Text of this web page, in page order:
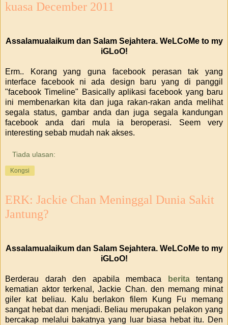
kuasa December 2011
Assalamualaikum dan Salam Sejahtera. WeLCoMe to my
iGLoO!
Erm.. Korang yang guna facebook perasan tak yang
interface facebook ni ada design baru yang di panggil
"facebook Timeline" Basically aplikasi facebook yang baru
ini membenarkan kita dan juga rakan-rakan anda melihat
segala status, gambar anda dan juga segala kandungan
facebook anda dari mula ia beroperasi. Seem very
interesting sebab mudah nak akses.
Tiada ulasan:
Kongsi
ERK: Jackie Chan Meninggal Dunia Sakit
Jantung?
Assalamualaikum dan Salam Sejahtera. WeLCoMe to my
iGLoO!
Berderau darah den apabila membaca beritatentang
kematian aktor terkenal, Jackie Chan. den memang minat
giler kat beliau. Kalu berlakon filem Kung Fu memang
sangat hebat dan menjadi. Beliau merupakan pelakon yang
bercakap melalui bakatnya yang luar biasa hebat itu. Den